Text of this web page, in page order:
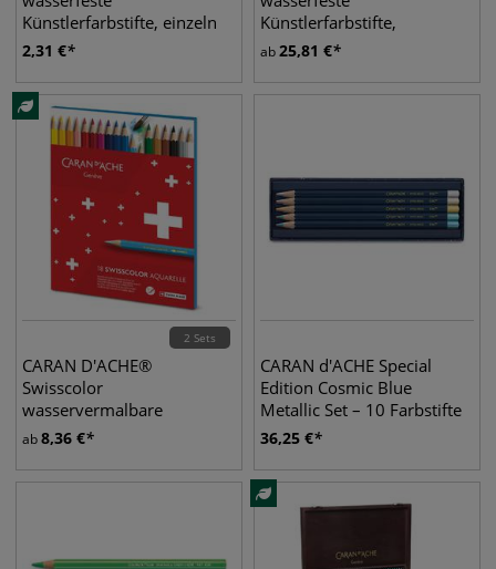
Künstlerfarbstifte, einzeln
2,31 €
Künstlerfarbstifte,
Metalletuis
ab25,81 €
2 Sets
CARAN D'ACHE®
Swisscolor
wasservermalbare
Farbstifte, Karton-Etuis
ab8,36 €
CARAN d'ACHE Special
Edition Cosmic Blue
Metallic Set – 10 Farbstifte
36,25 €